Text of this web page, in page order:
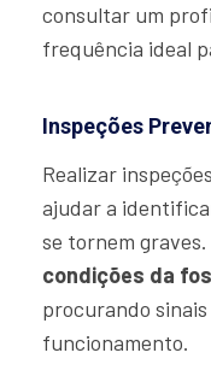
consultar um
frequência ideal
Inspeções
Realizar
ajudar a
se tornem graves.
condições da
procurando
funcionamento.